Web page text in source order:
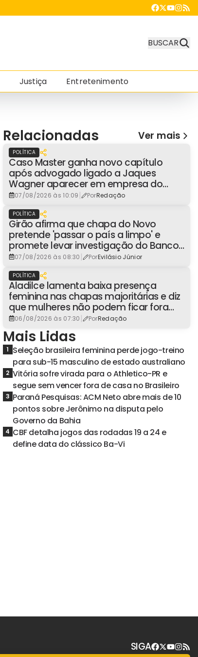
BUSCAR
Justiça Entretenimento
Relacionadas Ver mais
POLÍTICA
Caso Master ganha novo capítulo
após advogado ligado a Jaques
Wagner aparecer em empresa do
consignado
07/08/2026 às 10:09 | PorRedação
POLÍTICA
Girão afirma que chapa do Novo
pretende 'passar o país a limpo' e
promete levar investigação do Banco
Master à Presidência
07/08/2026 às 08:30 | PorEvilásio Júnior
POLÍTICA
Aladilce lamenta baixa presença
feminina nas chapas majoritárias e diz
que mulheres não podem ficar fora
dos espaços de poder
06/08/2026 às 07:30 | PorRedação
Mais Lidas
1 Seleção brasileira feminina perde jogo-treino
para sub-15 masculino de estado australiano
2 Vitória sofre virada para o Athletico-PR e
segue sem vencer fora de casa no Brasileiro
3 Paraná Pesquisas: ACM Neto abre mais de 10
pontos sobre Jerônimo na disputa pelo
Governo da Bahia
4 CBF detalha jogos das rodadas 19 a 24 e
define data do clássico Ba-Vi
SIGA